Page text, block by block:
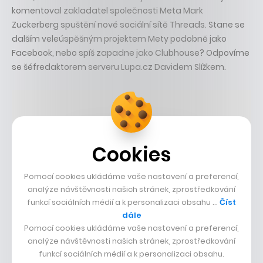
komentoval zakladatel společnosti Meta Mark
Zuckerberg spuštění nové sociální sítě Threads. Stane se
dalším veleúspěšným projektem Mety podobně jako
Facebook, nebo spíš zapadne jako Clubhouse? Odpovíme
se šéfredaktorem serveru Lupa.cz Davidem Slížkem.
Cookies
Pomocí cookies ukládáme vaše nastavení a preferencí,
analýze návštěvnosti našich stránek, zprostředkování
funkcí sociálních médií a k personalizaci obsahu … Číst
dále
Pomocí cookies ukládáme vaše nastavení a preferencí,
analýze návštěvnosti našich stránek, zprostředkování
funkcí sociálních médií a k personalizaci obsahu.